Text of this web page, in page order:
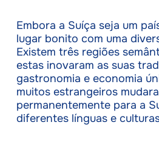
Embora a Suíça seja um
lugar bonito com uma
Existem três regiões
estas inovaram as suas
gastronomia e economia
muitos estrangeiros
permanentemente para a
diferentes línguas e